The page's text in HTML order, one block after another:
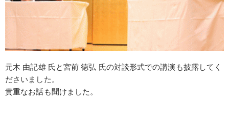
元木 由記雄 氏と宮前 徳弘 氏の対談形式での講演も披露してく
ださいました。
貴重なお話も聞けました。